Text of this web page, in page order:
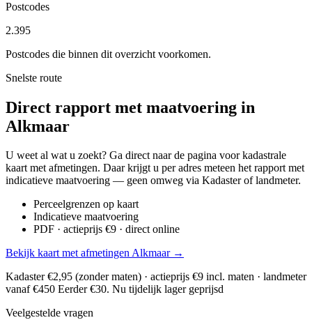
Postcodes
2.395
Postcodes die binnen dit overzicht voorkomen.
Snelste route
Direct rapport met maatvoering in
Alkmaar
U weet al wat u zoekt? Ga direct naar de pagina voor kadastrale
kaart met afmetingen. Daar krijgt u per adres meteen het rapport met
indicatieve maatvoering — geen omweg via Kadaster of landmeter.
Perceelgrenzen op kaart
Indicatieve maatvoering
PDF · actieprijs €9 · direct online
Bekijk kaart met afmetingen Alkmaar →
Kadaster €2,95 (zonder maten) · actieprijs €9 incl. maten · landmeter
vanaf €450 Eerder €30. Nu tijdelijk lager geprijsd
Veelgestelde vragen